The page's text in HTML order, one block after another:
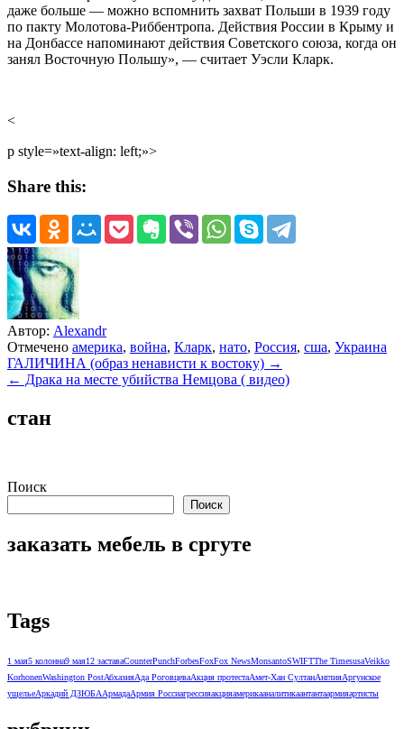
даже больше — можно вспомнить захват Польши в 1939 году
по пакту Молотова-Риббентропа. Действия России в Крыму и
на Донбассе напоминают действия Советского союза, когда он
занял Восточную Польшу», — считает Уэсли Кларк.
<
p style=»text-align: left;»>
Share this:
Автор: Alexandr
Отмечено америка, война, Кларк, нато, Россия, сша, Украина
Навигация
по
записям
ГАЛИЧИНА (образ ненависти к востоку) →
← Драка на месте убийства Немцова ( видео)
стан
Поиск
Поиск
заказать мебель в сргуте
Tags
1 мая5 колонна9 мая12 заставаCounterPunchForbesFoxFox NewsMonsantoSWIFTThe TimesusaVeikko
KorhonenWashington PostАбхазияАда РоговцеваАкция протестаАмет-Хан СултанАнглияАргунское
ущельеАркадий ДЗЮБААрмадаАрмия Россиагрессияакцияамерикааналитикаантантаармияартисты